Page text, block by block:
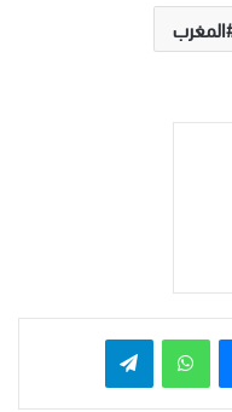
المغرب
واتساب